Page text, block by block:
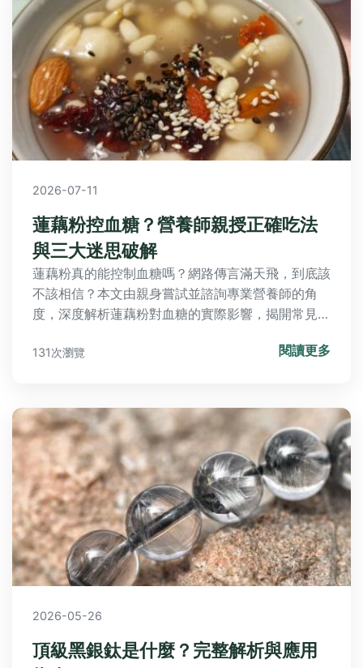
2026-07-11
蓮藕粉控血糖？營養師親授正確吃法
與三大迷思破解
蓮藕粉真的能控制血糖嗎？網路傳言滿天飛，到底該
不該相信？本文由親身嘗試並諮詢專業營養師的角
度，深度解析蓮藕粉對血糖的實際影響，揭開常見三
項，讓你吃對才能真正輔助健康管理。
131次瀏覽 閱讀更多
2026-05-26
頂級黑銀鈦是什麼？完整解析與應用